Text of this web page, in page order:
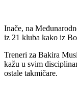
Inače, na
iz 21 kluba kako iz
Treneri za Bakira
kažu u svim
ostale takmičare.